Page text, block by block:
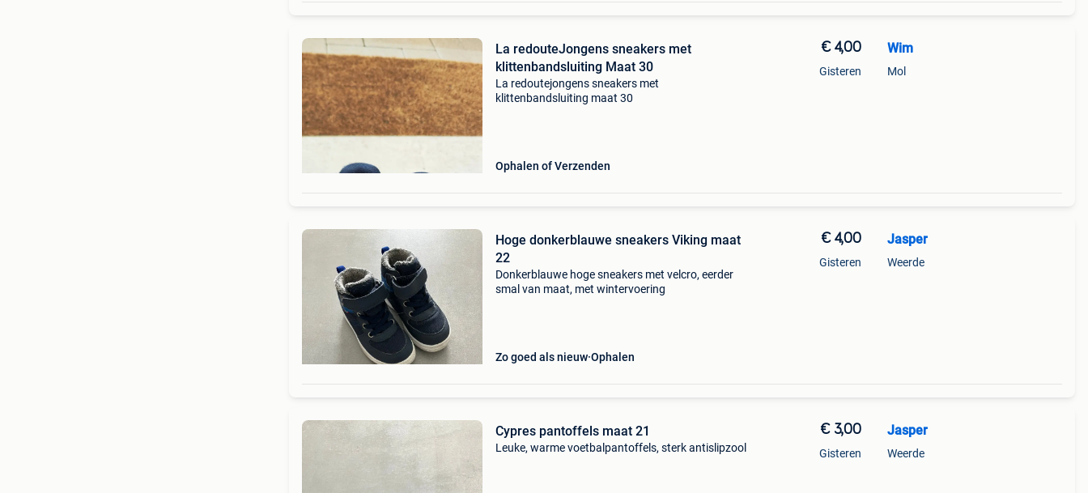
La redouteJongens sneakers met
klittenbandsluiting Maat 30
La redoutejongens sneakers met
klittenbandsluiting maat 30
Ophalen of Verzenden
€ 4,00
Gisteren
Wim
Mol
Hoge donkerblauwe sneakers Viking maat
22
Donkerblauwe hoge sneakers met velcro, eerder
smal van maat, met wintervoering
Zo goed als nieuw Ophalen
€ 4,00
Gisteren
Jasper
Weerde
Cypres pantoffels maat 21
Leuke, warme voetbalpantoffels, sterk antislipzool
€ 3,00
Gisteren
Jasper
Weerde